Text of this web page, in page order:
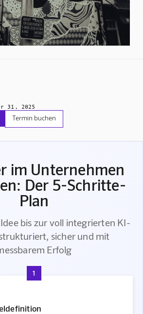
31, 2025
Termin buchen
im Unternehmen
Der 5-Schritte-
Plan
bis zur voll integrierten KI-
sicher und mit
Erfolg
1